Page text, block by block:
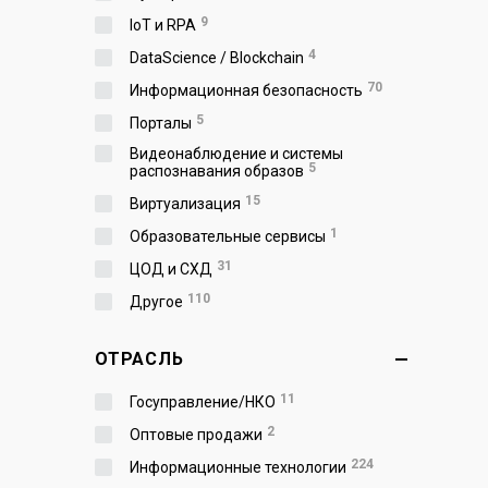
IoT и RPA 9
DataScience / Blockchain 4
Информационная безопасность 70
Порталы 5
Видеонаблюдение и системы
распознавания образов 5
Виртуализация 15
Образовательные сервисы 1
ЦОД и СХД 31
Другое 110
ОТРАСЛЬ
Госуправление/НКО 11
Оптовые продажи 2
Информационные технологии 224